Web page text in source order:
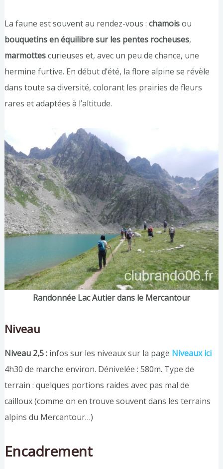
La faune est souvent au rendez-vous : chamoisou
bouquetins en équilibre sur les pentes rocheuses,
marmottescurieuses et, avec un peu de chance, une
hermine furtive. En début d’été, la flore alpine se révèle
dans toute sa diversité, colorant les prairies de fleurs
rares et adaptées à l’altitude.
Randonnée Lac Autier dans le Mercantour
Niveau
Niveau 2,5 :infos sur les niveaux sur la page Niveaux ici
4h30 de marche environ. Dénivelée : 580m. Type de
terrain : quelques portions raides avec pas mal de
cailloux (comme on en trouve souvent dans les terrains
alpins du Mercantour…)
Encadrement